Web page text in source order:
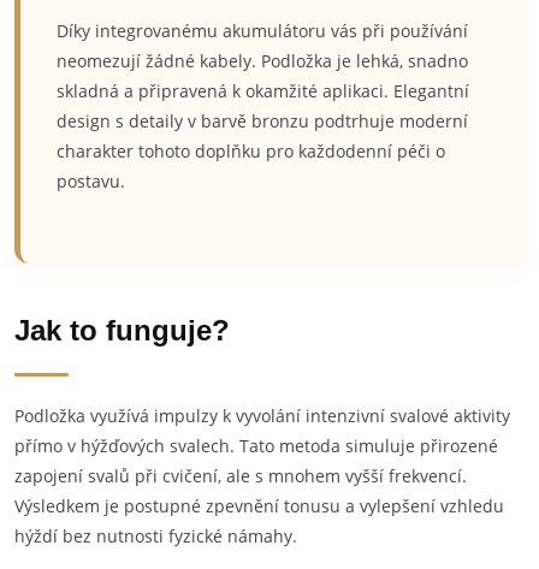
Díky integrovanému akumulátoru vás při používání
neomezují žádné kabely. Podložka je lehká, snadno
skladná a připravená k okamžité aplikaci. Elegantní
design s detaily v barvě bronzu podtrhuje moderní
charakter tohoto doplňku pro každodenní péči o
postavu.
Jak to funguje?
Podložka využívá impulzy k vyvolání intenzivní svalové aktivity
přímo v hýžďových svalech. Tato metoda simuluje přirozené
zapojení svalů při cvičení, ale s mnohem vyšší frekvencí.
Výsledkem je postupné zpevnění tonusu a vylepšení vzhledu
hýždí bez nutnosti fyzické námahy.